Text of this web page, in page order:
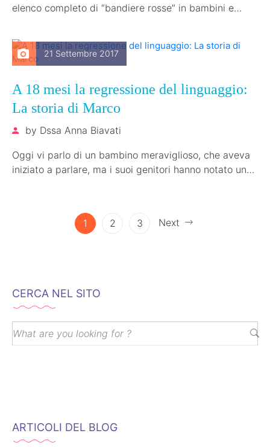
elenco completo di “bandiere rosse” in bambini e
21 Settembre 2017
A 18 mesi la regressione del linguaggio:
La storia di Marco
by Dssa Anna Biavati
Oggi vi parlo di un bambino meraviglioso, che aveva
iniziato a parlare, ma i suoi genitori hanno notato una
1 2 3 Next
CERCA NEL SITO
ARTICOLI DEL BLOG